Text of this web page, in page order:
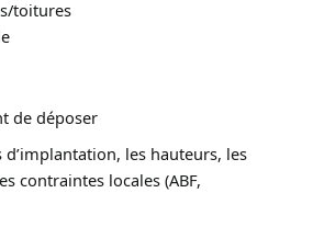
toitures
de déposer
les hauteurs, les
contraintes locales (ABF,